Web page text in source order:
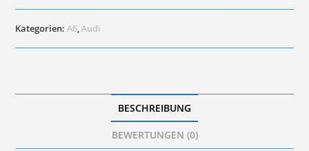
4B
Menge
Kategorien:A6,Audi
BESCHREIBUNG
BEWERTUNGEN (0)